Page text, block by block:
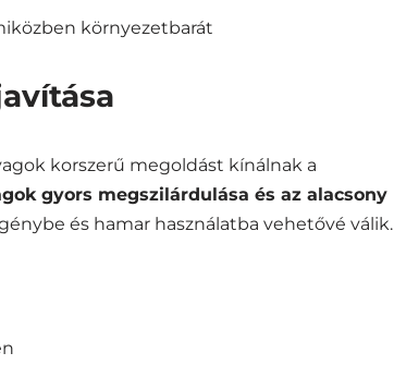
környezetbarát
korszerű megoldást kínálnak a
gyors megszilárdulása és az alacsony
és hamar használatba vehetővé válik.